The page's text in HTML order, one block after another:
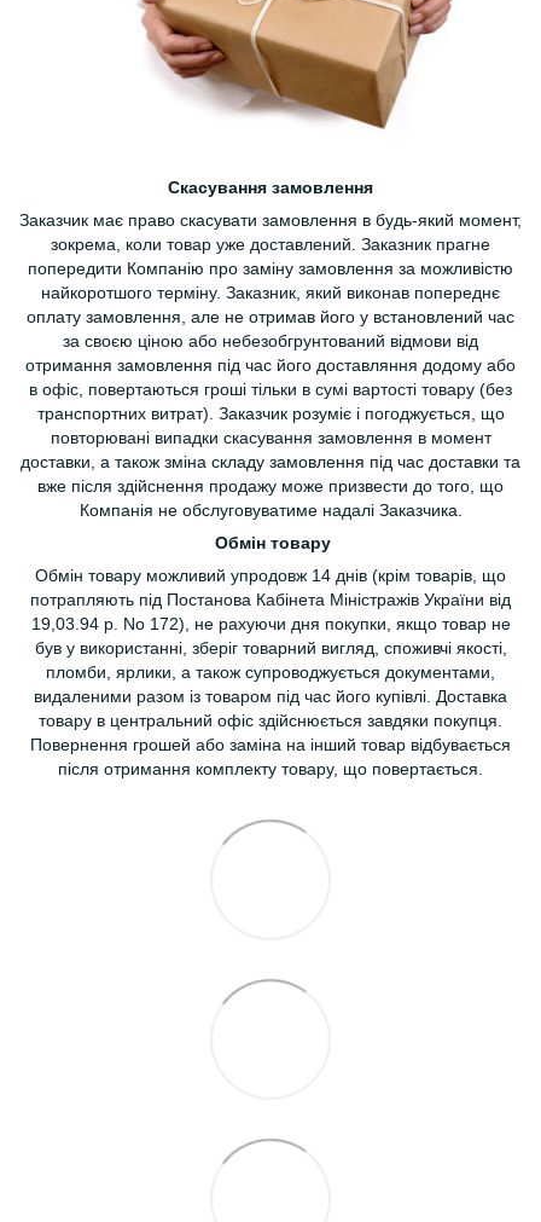
Скасування замовлення
Заказчик має право скасувати замовлення в будь-який момент,
зокрема, коли товар уже доставлений. Заказник прагне
попередити Компанію про заміну замовлення за можливістю
найкоротшого терміну. Заказник, який виконав попереднє
оплату замовлення, але не отримав його у встановлений час
за своєю ціною або небезобгрунтований відмови від
отримання замовлення під час його доставляння додому або
в офіс, повертаються гроші тільки в сумі вартості товару (без
транспортних витрат). Заказчик розуміє і погоджується, що
повторювані випадки скасування замовлення в момент
доставки, а також зміна складу замовлення під час доставки та
вже після здійснення продажу може призвести до того, що
Компанія не обслуговуватиме надалі Заказчика.
Обмін товару
Обмін товару можливий упродовж 14 днів (крім товарів, що
потрапляють під Постанова Кабінета Міністражів України від
19,03.94 р. No 172), не рахуючи дня покупки, якщо товар не
був у використанні, зберіг товарний вигляд, споживчі якості,
пломби, ярлики, а також супроводжується документами,
видаленими разом із товаром під час його купівлі. Доставка
товару в центральний офіс здійснюється завдяки покупця.
Повернення грошей або заміна на інший товар відбувається
після отримання комплекту товару, що повертається.